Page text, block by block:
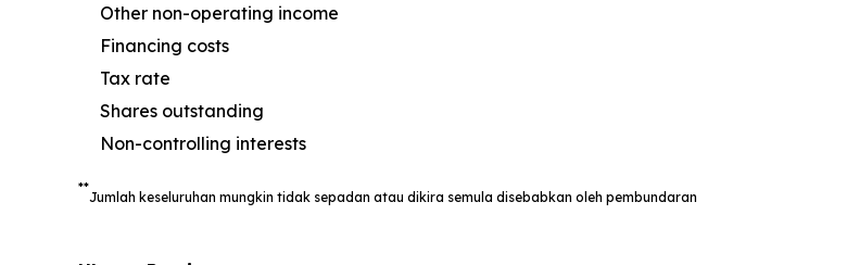
Other non-operating income
Financing costs
Tax rate
Shares outstanding
Non-controlling interests
**
Jumlah keseluruhan mungkin tidak sepadan atau dikira semula disebabkan oleh pembundaran